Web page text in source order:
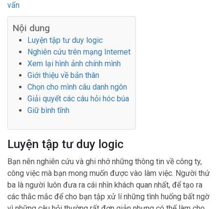
vấn
Nội dung
Luyện tập tư duy logic
Nghiên cứu trên mạng Internet
Xem lại hình ảnh chính mình
Giới thiệu về bản thân
Chọn cho mình câu danh ngôn
Giải quyết các câu hỏi hóc búa
Giữ bình tĩnh
Luyện tập tư duy logic
Bạn nên nghiên cứu và ghi nhớ những thông tin về công ty,
công việc mà bạn mong muốn được vào làm việc. Người thứ
ba là người luôn đưa ra cái nhìn khách quan nhất, để tạo ra
các thắc mắc để cho bạn tập xử lí những tình huống bất ngờ